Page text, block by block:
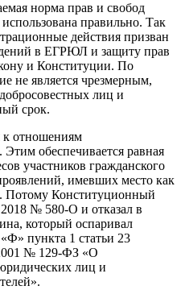
норма прав и свобод
правильно. Так
действия призван
в ЕГРЮЛ и защиту прав
и Конституции. По
не является чрезмерным,
лиц и
срок.
отношениям
обеспечивается равная
участников гражданского
имевших место как
Потому Конституционный
№ 580-О и отказал в
который оспаривал
пункта 1 статьи 23
№ 129-ФЗ «О
лиц и